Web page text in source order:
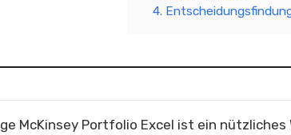
4.
McKinsey Portfolio Excel ist ein nützliches